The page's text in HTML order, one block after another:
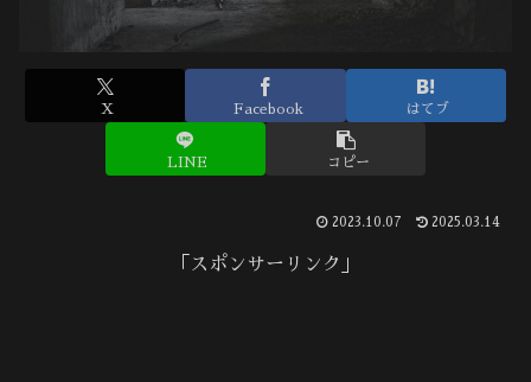
X Facebook はてブ
LINE コピー
2023.10.07 2025.03.14
「スポンサーリンク」